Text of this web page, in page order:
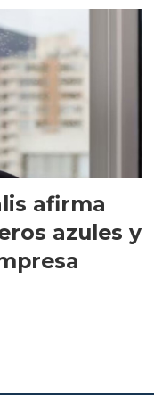
afirma
azules y